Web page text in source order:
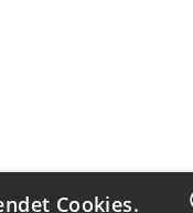
Cookies.